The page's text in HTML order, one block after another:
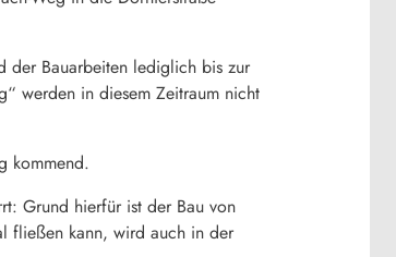
der Bauarbeiten lediglich bis zur
werden in diesem Zeitraum nicht
kommend.
Grund hierfür ist der Bau von
fließen kann, wird auch in der